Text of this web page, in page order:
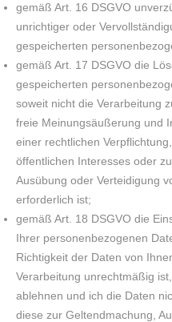
gemäß Art. 16 DSGVO
unrichtiger oder
gespeicherten
gemäß Art. 17 DSGVO die
gespeicherten
soweit nicht die Verarbeitung
freie Meinungsäußerung und
einer rechtlichen
öffentlichen Interesses oder
Ausübung oder Verteidigung
erforderlich ist;
gemäß Art. 18 DSGVO die
Ihrer personenbezogenen
Richtigkeit der Daten von
Verarbeitung unrechtmäßig
ablehnen und ich die Daten
diese zur Geltendmachung,